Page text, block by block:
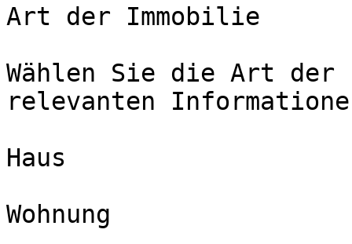
Art der Immobilie
Wählen Sie die Art
relevanten
Haus
Wohnung